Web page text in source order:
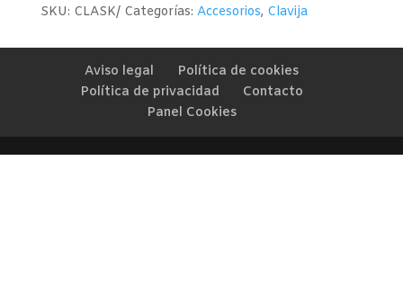
SKU: CLASK/ Categorías: Accesorios, Clavija
Aviso legal
Política de cookies
Política de privacidad
Contacto
Panel Cookies